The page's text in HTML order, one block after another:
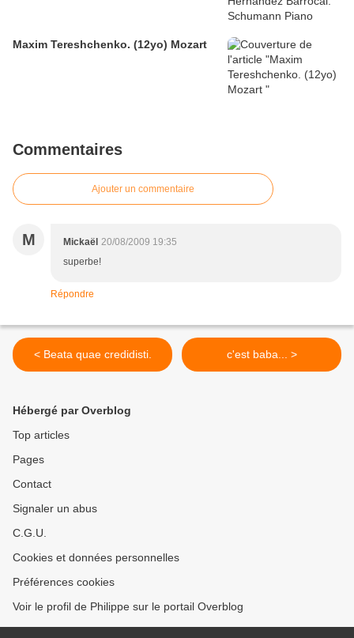
Maxim Tereshchenko. (12yo) Mozart
Commentaires
Ajouter un commentaire
M Mickaël 20/08/2009 19:35
superbe!
Répondre
< Beata quae credidisti. c'est baba... >
Hébergé par Overblog
Top articles
Pages
Contact
Signaler un abus
C.G.U.
Cookies et données personnelles
Préférences cookies
Voir le profil de Philippe sur le portail Overblog